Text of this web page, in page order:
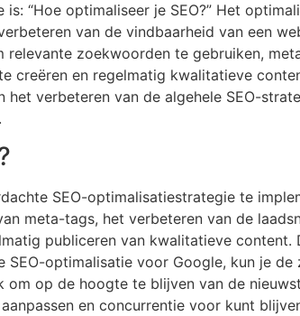
“Hoe optimaliseer je SEO?” Het
van de vindbaarheid van een
zoekwoorden te gebruiken,
creëren en regelmatig kwalitatieve
verbeteren van de algehele SEO-
SEO-optimalisatiestrategie te
meta-tags, het verbeteren van de
publiceren van kwalitatieve content.
optimalisatie voor Google, kun je de
op de hoogte te blijven van de
en concurrentie voor kunt